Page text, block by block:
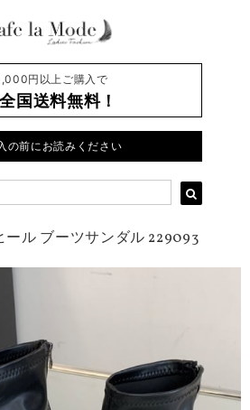
円以上ご購入で
全国送料無料！
の前にお読みください
ール ブーツサンダル 229093